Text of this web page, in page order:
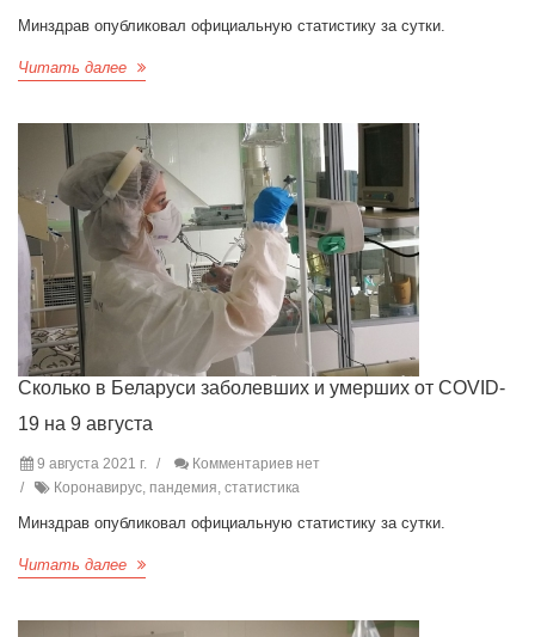
Минздрав опубликовал официальную статистику за сутки.
Читать далее
Сколько в Беларуси заболевших и умерших от COVID-
19 на 9 августа
9 августа 2021 г.
Комментариев нет
Коронавирус, пандемия, статистика
Минздрав опубликовал официальную статистику за сутки.
Читать далее